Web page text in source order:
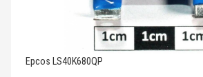
Epcos LS40K680QP